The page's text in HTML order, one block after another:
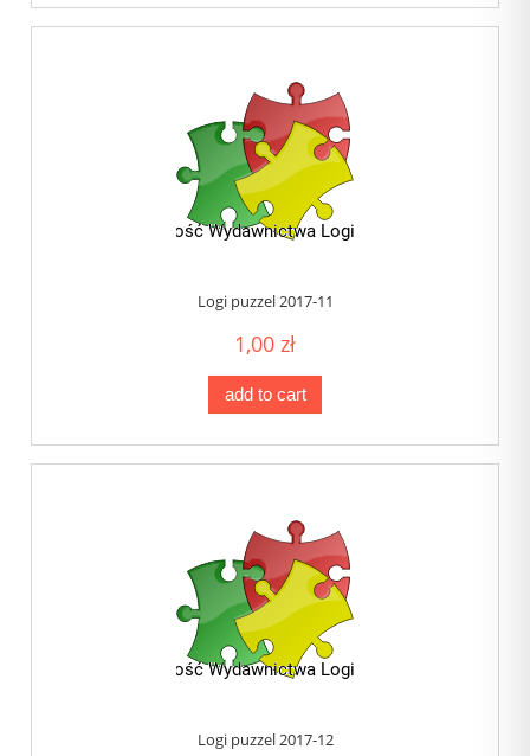
Logi puzzel 2017-11
1,00 zł
add to cart
Logi puzzel 2017-12